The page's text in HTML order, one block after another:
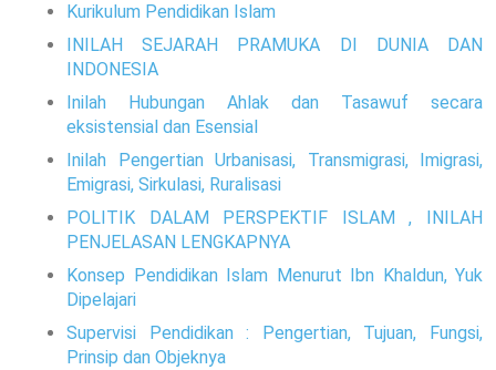
Kurikulum Pendidikan Islam
INILAH SEJARAH PRAMUKA DI DUNIA DAN
INDONESIA
Inilah Hubungan Ahlak dan Tasawuf secara
eksistensial dan Esensial
Inilah Pengertian Urbanisasi, Transmigrasi, Imigrasi,
Emigrasi, Sirkulasi, Ruralisasi
POLITIK DALAM PERSPEKTIF ISLAM , INILAH
PENJELASAN LENGKAPNYA
Konsep Pendidikan Islam Menurut Ibn Khaldun, Yuk
Dipelajari
Supervisi Pendidikan : Pengertian, Tujuan, Fungsi,
Prinsip dan Objeknya